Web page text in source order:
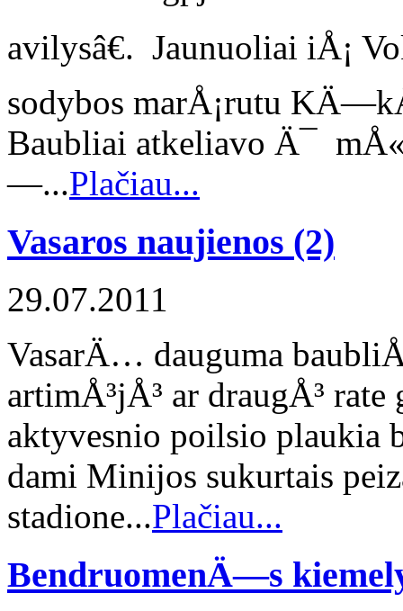
avilysâ€. Jaunuoliai iÅ¡
sodybos marÅ¡rutu
Baubliai atkeliavo Ä¯
—...Plačiau...
Vasaros naujienos (2)
29.07.2011
VasarÄ… dauguma
artimÅ³jÅ³ ar draugÅ³
aktyvesnio poilsio
dami Minijos sukurtais
stadione...Plačiau...
BendruomenÄ—s